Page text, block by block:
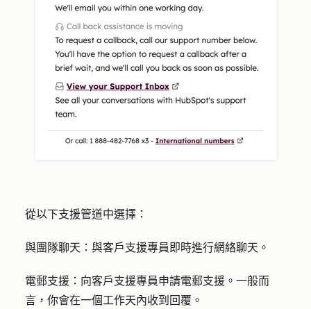
從以下支援管道中選擇：
與團隊聊天： 與客戶支援專員即時進行網絡聊天。
電郵支援： 向客戶支援專員申請電郵支援。一般而
言，你會在一個工作天內收到回覆。